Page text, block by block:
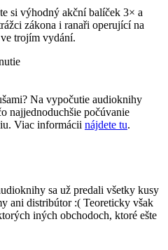
si výhodný akční balíček 3× a
zákona i ranaři operující na
trojím vydání.
Na vypočutie audioknihy
najjednoduchšie počúvanie
Viac informácii nájdete tu.
sa už predali všetky kusy
ani distribútor :( Teoreticky však
iných obchodoch, ktoré ešte